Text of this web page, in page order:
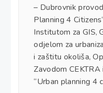
– Dubrovnik
Planning 4
Institutom za GIS,
odjelom za
i zaštitu okoliša,
Zavodom
“Urban planning 4